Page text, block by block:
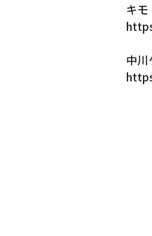
キモ
中